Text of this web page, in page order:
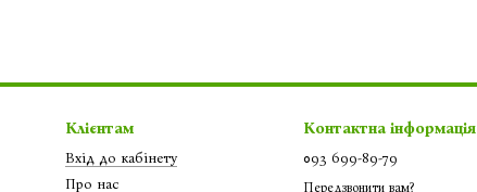
Клієнтам
Вхід до кабінету
Про нас
Контактна інформація
093 699-89-79
Передзвонити вам?